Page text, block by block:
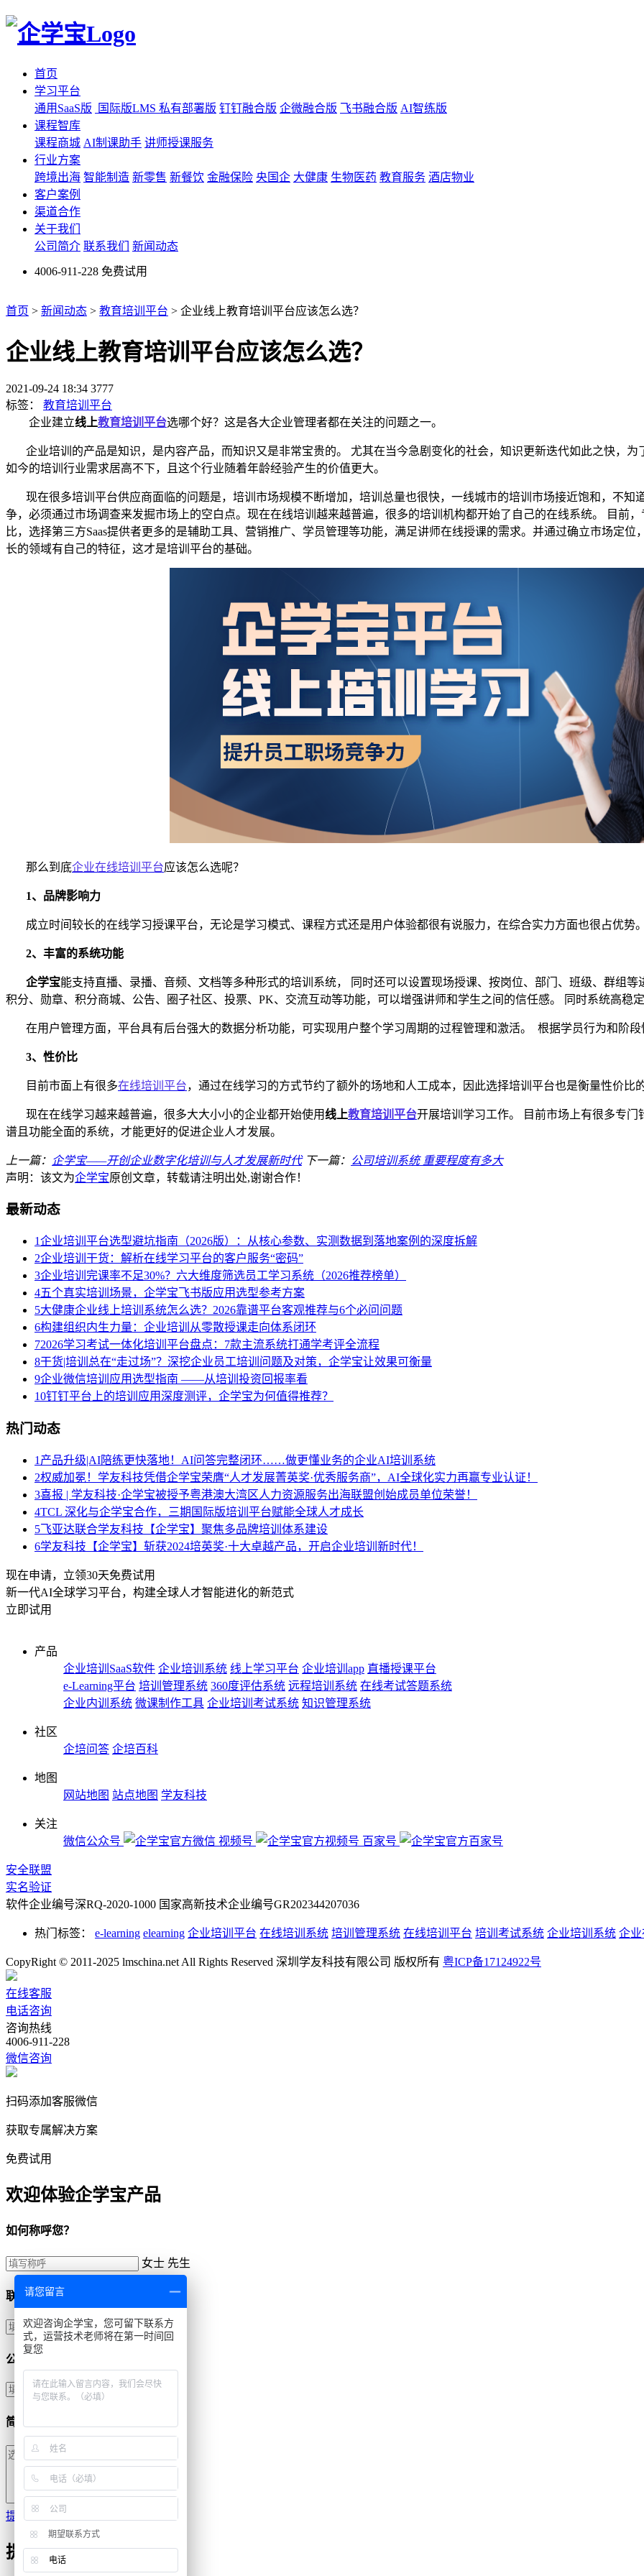
首页
学习平台
通用SaaS版
国际版LMS 私有部署版 钉钉融合版 企微融合版 飞书融合版 AI智练版
课程智库
课程商城 AI制课助手 讲师授课服务
行业方案
跨境出海 智能制造 新零售 新餐饮 金融保险 央国企 大健康 生物医药 教育服务 酒店物业
客户案例
渠道合作
关于我们
公司简介 联系我们 新闻动态
4006-911-228 免费试用
首页 > 新闻动态 > 教育培训平台 > 企业线上教育培训平台应该怎么选？
企业线上教育培训平台应该怎么选？
2021-09-24 18:34 3777
标签：
教育培训平台
企业建立线上教育培训平台选哪个好？这是各大企业管理者都在关注的问题之一。
企业培训 的产品是知识，是内容产品，而知识又是非常宝贵的。
尤其在当今急剧变化的社会，知识更新迭代如此之快，
如今的培训行业需求居高不下，且这个行业随着年龄经验产生的价值更大。
现在很多培训平台供应商面临的问题是，培训市场规模不断增加，培训总量也很快，一线城市的培训市场接近饱和，不知
争，必须通过市场调查来发掘市场上的空白点。现在在线培训越来越普遍，很多的培训机构都开始了自己的在线系统。
目前
比，选择第三方Saas提供者更多的是辅助工具、营销推广、学员管理等功能，满足讲师在线授课的需求。并通过确立市场定
长的领域有自己的特征，这才是培训平台的基础。
那么到底企业在线培训平台应该怎么选呢？
1、 品牌影响力
成立时间较长的在线学习授课平台，无论是学习模式、课程方式还是用户体验都很有说服力，在综合实力方面也很占优势
2、 丰富的系统功能
企学宝能支持直播、录播、音频、文档等多种形式的培训系统，
同时还可以设置现场授课、按岗位、部门、班级、群组
积分、勋章、积分商城、公告、圈子社区、投票、 PK、交流互动等功能，可以增强讲师和学生之间的信任感。 同时系统高稳
在用户管理方面，平台具有后台强大的数据分析功能，可实现用户整个学习周期的过程管理和激活。 根据学员行为和阶
3、 性价比
目前市面上有很多在线培训平台，通过在线学习的方式节约了额外的场地和人工成本，因此选择培训平台也是衡量性价比
现在在线学习越来越普遍，很多大大小小的企业都开始使用线上教育培训平台开展培训学习工作。
目前市场上有很多专门
谱且功能全面的系统，才能更好的促进企业人才发展。
上一篇： 企学宝——开创企业数字化培训与人才发展新时代 下一篇： 公司培训系统 重要程度有多大
声明：该文为企学宝原创文章，转载请注明出处,谢谢合作！
最新动态
1企业培训平台选型避坑指南（2026版）：从核心参数、实测数据到落地案例的深度拆解
2企业培训干货：解析在线学习平台的客户服务“密码”
3企业培训完课率不足30%？六大维度筛选员工学习系统（2026推荐榜单）
4五个真实培训场景，企学宝飞书版应用选型参考方案
5大健康企业线上培训系统怎么选？2026靠谱平台客观推荐与6个必问问题
6构建组织内生力量：企业培训从零散授课走向体系闭环
72026学习考试一体化培训平台盘点：7款主流系统打通学考评全流程
8干货|培训总在“走过场”？深挖企业员工培训问题及对策，企学宝让效果可衡量
9企业微信培训应用选型指南 ——从培训投资回报率看
10钉钉平台上的培训应用深度测评，企学宝为何值得推荐？
热门动态
1 产品升级|AI陪练更快落地！AI问答完整闭环……做更懂业务的企业AI培训系统
2权威加冕！学友科技凭借企学宝荣膺“人才发展菁英奖·优秀服务商”，AI全球化实力再赢专业认证！
3喜报 | 学友科技·企学宝被授予粤港澳大湾区人力资源服务出海联盟创始成员单位荣誉！
4TCL 深化与企学宝合作，三期国际版培训平台赋能全球人才成长
5飞亚达联合学友科技【企学宝】聚焦多品牌培训体系建设
6学友科技【企学宝】斩获2024培英奖·十大卓越产品，开启企业培训新时代！
现在申请，立领30天免费试用
新一代AI全球学习平台，构建全球人才智能进化的新范式
立即试用
产品
企业培训SaaS软件 企业培训系统 线上学习平台 企业培训app 直播授课平台
e-Learning平台 培训管理系统 360度评估系统 远程培训系统 在线考试答题系统
企业内训系统 微课制作工具 企业培训考试系统 知识管理系统
社区
企培问答 企培百科
地图
网站地图 站点地图 学友科技
关注
微信公众号
视频号 百家号
安全联盟
实名验证
软件企业编号深RQ-2020-1000 国家高新技术企业编号GR202344207036
热门标签： e-learning elearning 企业培训平台 在线培训系统 培训管理系统 在线培训平台 培训考试系统 企业培训系统 企
CopyRight © 2011-2025 lmschina.net All Rights Reserved 深圳学友科技有限公司 版权所有 粤ICP备17124922号
在线客服
电话咨询
咨询热线
4006-911-228
微信咨询
扫码添加客服微信
获取专属解决方案
免费试用
欢迎体验企学宝产品
如何称呼您？
女士 先生
联系方式
公司名称
简单描述需求
提交
提交成功
请您留言
欢迎咨询企学宝，您可留下联系方
式，运营技术老师将在第一时间回
复您
期望联系方式
电话